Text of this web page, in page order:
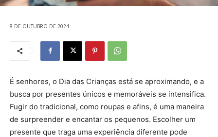
8 DE OUTUBRO DE 2024
É senhores, o Dia das Crianças está se aproximando, e a
busca por presentes únicos e memoráveis ​​se intensifica.
Fugir do tradicional, como roupas e afins, é uma maneira
de surpreender e encantar os pequenos. Escolher um
presente que traga uma experiência diferente pode